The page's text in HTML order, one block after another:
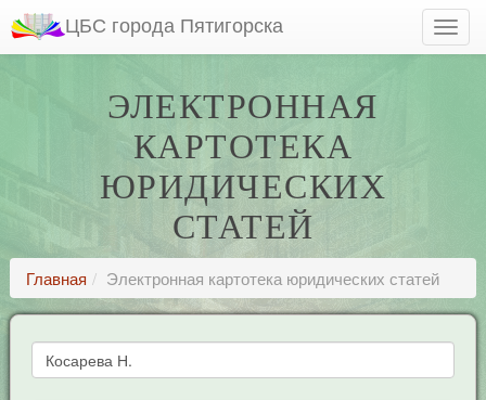
ЦБС города Пятигорска
ЭЛЕКТРОННАЯ
КАРТОТЕКА
ЮРИДИЧЕСКИХ
СТАТЕЙ
Главная Электронная картотека юридических статей